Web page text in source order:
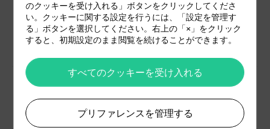
ダウンロードコーナー 採用情報
のクッキーを受け入れる」ボタンをクリックしてくださ
い。クッキーに関する設定を行うには、「設定を管理す
る」ボタンを選択してください。右上の「×」をクリック
すると、初期設定のまま閲覧を続けることができます。
すべてのクッキーを受け入れる
プリファレンスを管理する